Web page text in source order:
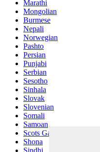
Marathi
Mongolian
Burmese
Nepali
Norwegian
Pashto
Persian
Punjabi
Serbian
Sesotho
Sinhala
Slovak
Slovenian
Somali
Samoan
Scots Gaelic
Shona